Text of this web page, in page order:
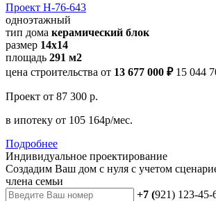
Проект Н-76-643
одноэтажный
тип дома керамический блок
размер 14x14
площадь 291 м2
цена строительства от 13 677 000 ₽ 15 044
Проект от 87 300 р.
в ипотеку от 105 164р/мес.
Подробнее
Индивидуальное проектирование
Создадим Ваш дом с нуля с учетом
члена семьи
+7 (921) 123-45-